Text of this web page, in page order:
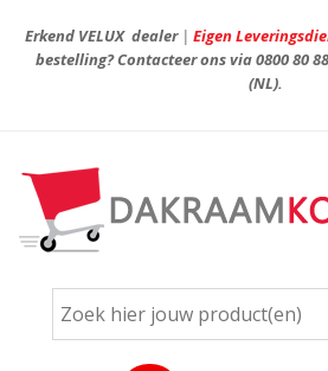
Erkend VELUX dealer| Eigen
bestelling? Contacteer ons via0800 80
(NL).